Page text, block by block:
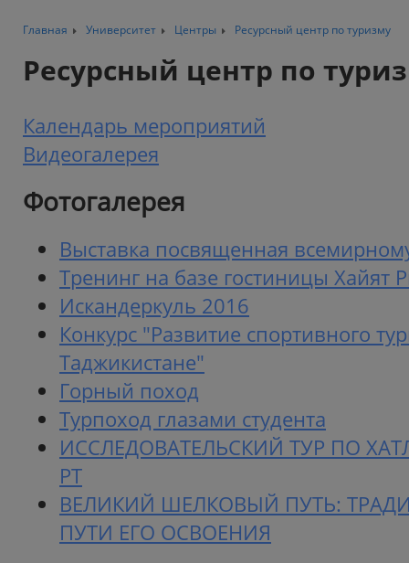
Главная Университет Центры Ресурсный центр по туризму
Ресурсный центр по
Календарь мероприятий
Видеогалерея
Фотогалерея
Выставка посвященная
Тренинг на базе гостиницы Хайят
Искандеркуль 2016
Конкурс "Развитие спортивного
Таджикистане"
Горный поход
Турпоход глазами студента
ИССЛЕДОВАТЕЛЬСКИЙ ТУР ПО
РТ
ВЕЛИКИЙ ШЕЛКОВЫЙ ПУТЬ:
ПУТИ ЕГО ОСВОЕНИЯ